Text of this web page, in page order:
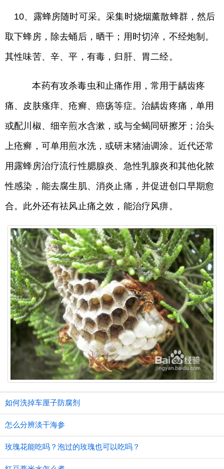
10、露蜂房随时可采。采集时烧烟薰散蜂群，然后
取下蜂房，除去蛹后，晒干；用时切淬，不经炮制。
其性味苦、辛、平，有毒，归肝、胃二经。
本药有攻杀毒虫和止痛作用，常用于龋齿疼
痛、皮肤瘙痒、疮癣、癌疡等症。治龋齿疼痛，单用
或配川椒、细辛煎水含漱，或与全蝎同研擦牙；治头
上疮癣，可单用煎水洗，或研末猪油调涂。近代还常
用露蜂房治疗流行性腮腺炎、急性乳腺炎和其他化脓
性感染，能去腐生肌、消炎止痛，并促进创口早期愈
合。此外还有祛风止痛之效，能治疗风痹。
如何洗掉车厘子防腐剂
怎么分辨淡干海参
玫瑰花能吃吗？泡过的玫瑰也可以吃吗？